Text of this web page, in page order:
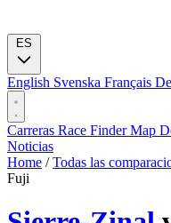
English Svenska Français
Carreras Race FinderMap
Noticias
Home / Todas las
Fuji